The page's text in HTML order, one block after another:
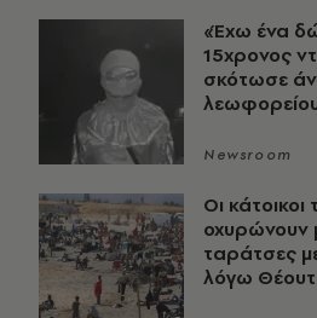
«Έχω ένα
15χρονος
σκότωσε
λεωφορείου
Newsroom
Οι
οχυρώνουν
ταράτσες
λόγω